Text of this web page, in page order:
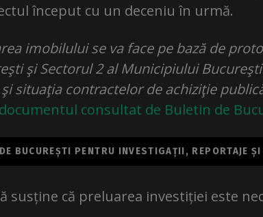
început cu un deceniu în urmă.
imobilului se va face pe bază de
şi Sectorul 2 al Municipiului
situaţia contractelor de achiziţie
documentul consultat de Buletin de
BUCUREȘTI PENTRU INVESTIGAȚII, REPORTAJE
susține că preluarea investiției este